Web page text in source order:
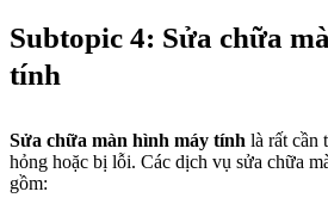
Subtopic 4: Sửa chữa
tính
Sửa chữa màn hình máy tính là rất cần
hỏng hoặc bị lỗi. Các dịch vụ sửa chữa
gồm: